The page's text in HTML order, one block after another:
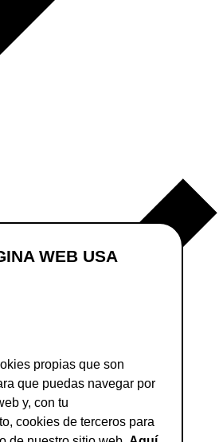
WEB USA
propias que son
que puedas navegar por
y, con tu
cookies de terceros para